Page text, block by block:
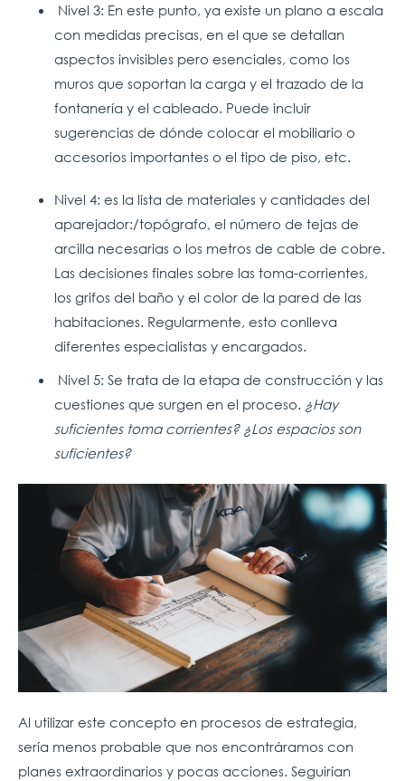
Nivel 3: En este punto, ya existe un plano a escala
con medidas precisas, en el que se detallan
aspectos invisibles pero esenciales, como los
muros que soportan la carga y el trazado de la
fontanería y el cableado. Puede incluir
sugerencias de dónde colocar el mobiliario o
accesorios importantes o el tipo de piso, etc.
Nivel 4: es la lista de materiales y cantidades del
aparejador:/topógrafo, el número de tejas de
arcilla necesarias o los metros de cable de cobre.
Las decisiones finales sobre las toma-corrientes,
los grifos del baño y el color de la pared de las
habitaciones. Regularmente, esto conlleva
diferentes especialistas y encargados.
Nivel 5: Se trata de la etapa de construcción y las
cuestiones que surgen en el proceso. ¿Hay
suficientes toma corrientes? ¿Los espacios son
suficientes?
Al utilizar este concepto en procesos de estrategia,
sería menos probable que nos encontráramos con
planes extraordinarios y pocas acciones. Seguirían